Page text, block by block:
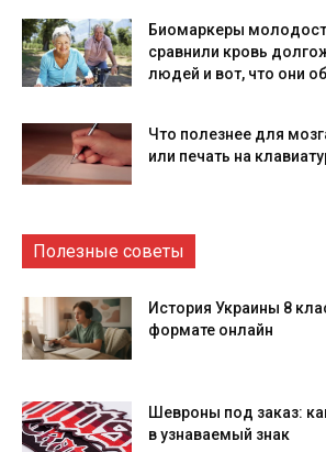
Биомаркеры
сравнили кровь
людей и вот, что они
Что полезнее для
или печать на
Полезные советы
История Украины 8
формате онлайн
Шевроны под заказ:
в узнаваемый знак